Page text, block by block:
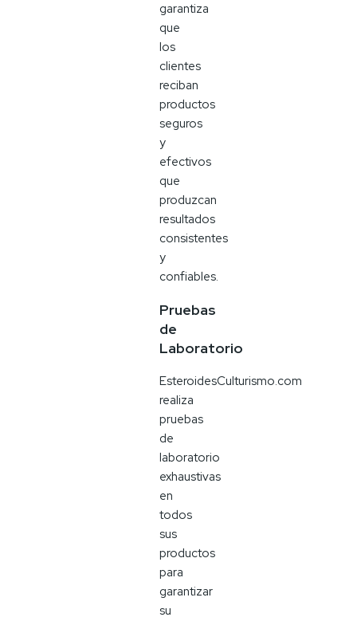
garantiza
que
los
clientes
reciban
productos
seguros
y
efectivos
que
produzcan
resultados
consistentes
y
confiables.
Pruebas
de
Laboratorio
EsteroidesCulturismo.com
realiza
pruebas
de
laboratorio
exhaustivas
en
todos
sus
productos
para
garantizar
su